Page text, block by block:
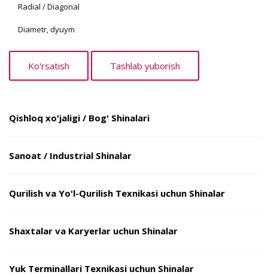
Radial / Diagonal
Diametr, dyuym
Qishloq xo'jaligi / Bog' Shinalari
Sanoat / Industrial Shinalar
Qurilish va Yo'l-Qurilish Texnikasi uchun Shinalar
Shaxtalar va Karyerlar uchun Shinalar
Yuk Terminallari Texnikasi uchun Shinalar